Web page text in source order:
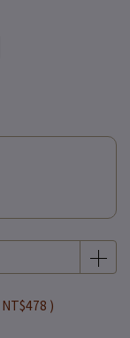
NT$478 )